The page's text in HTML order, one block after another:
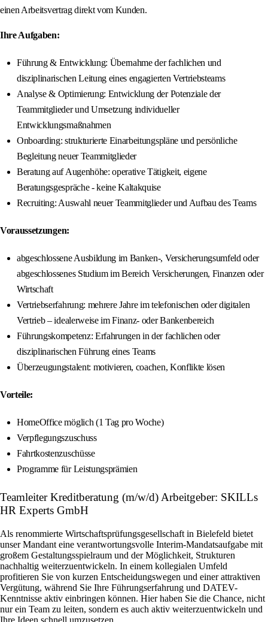
einen Arbeitsvertrag direkt vom Kunden.
Ihre Aufgaben:
Führung & Entwicklung: Übernahme der fachlichen und
disziplinarischen Leitung eines engagierten Vertriebsteams
Analyse & Optimierung: Entwicklung der Potenziale der
Teammitglieder und Umsetzung individueller
Entwicklungsmaßnahmen
Onboarding: strukturierte Einarbeitungspläne und persönliche
Begleitung neuer Teammitglieder
Beratung auf Augenhöhe: operative Tätigkeit, eigene
Beratungsgespräche - keine Kaltakquise
Recruiting: Auswahl neuer Teammitglieder und Aufbau des Teams
Voraussetzungen:
abgeschlossene Ausbildung im Banken-, Versicherungsumfeld oder
abgeschlossenes Studium im Bereich Versicherungen, Finanzen oder
Wirtschaft
Vertriebserfahrung: mehrere Jahre im telefonischen oder digitalen
Vertrieb – idealerweise im Finanz- oder Bankenbereich
Führungskompetenz: Erfahrungen in der fachlichen oder
disziplinarischen Führung eines Teams
Überzeugungstalent: motivieren, coachen, Konflikte lösen
Vorteile:
HomeOffice möglich (1 Tag pro Woche)
Verpflegungszuschuss
Fahrtkostenzuschüsse
Programme für Leistungsprämien
Teamleiter Kreditberatung (m/w/d) Arbeitgeber: SKILLs
HR Experts GmbH
Als renommierte Wirtschaftsprüfungsgesellschaft in Bielefeld bietet
unser Mandant eine verantwortungsvolle Interim-Mandatsaufgabe mit
großem Gestaltungsspielraum und der Möglichkeit, Strukturen
nachhaltig weiterzuentwickeln. In einem kollegialen Umfeld
profitieren Sie von kurzen Entscheidungswegen und einer attraktiven
Vergütung, während Sie Ihre Führungserfahrung und DATEV-
Kenntnisse aktiv einbringen können. Hier haben Sie die Chance, nicht
nur ein Team zu leiten, sondern es auch aktiv weiterzuentwickeln und
Ihre Ideen schnell umzusetzen.